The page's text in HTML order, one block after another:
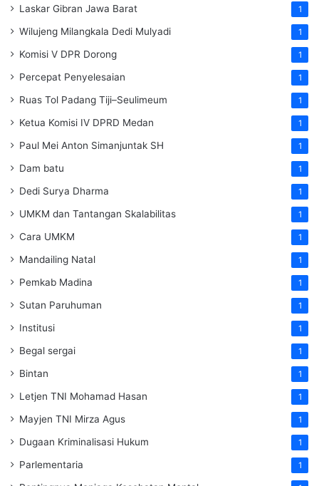
Laskar Gibran Jawa Barat 1
Wilujeng Milangkala Dedi Mulyadi 1
Komisi V DPR Dorong 1
Percepat Penyelesaian 1
Ruas Tol Padang Tiji–Seulimeum 1
Ketua Komisi IV DPRD Medan 1
Paul Mei Anton Simanjuntak SH 1
Dam batu 1
Dedi Surya Dharma 1
UMKM dan Tantangan Skalabilitas 1
Cara UMKM 1
Mandailing Natal 1
Pemkab Madina 1
Sutan Paruhuman 1
Institusi 1
Begal sergai 1
Bintan 1
Letjen TNI Mohamad Hasan 1
Mayjen TNI Mirza Agus 1
Dugaan Kriminalisasi Hukum 1
Parlementaria 1